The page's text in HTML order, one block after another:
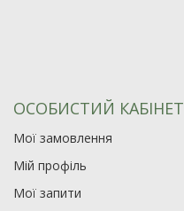
ОСОБИСТИЙ КАБІНЕТ
Мої замовлення
Мій профіль
Мої запити